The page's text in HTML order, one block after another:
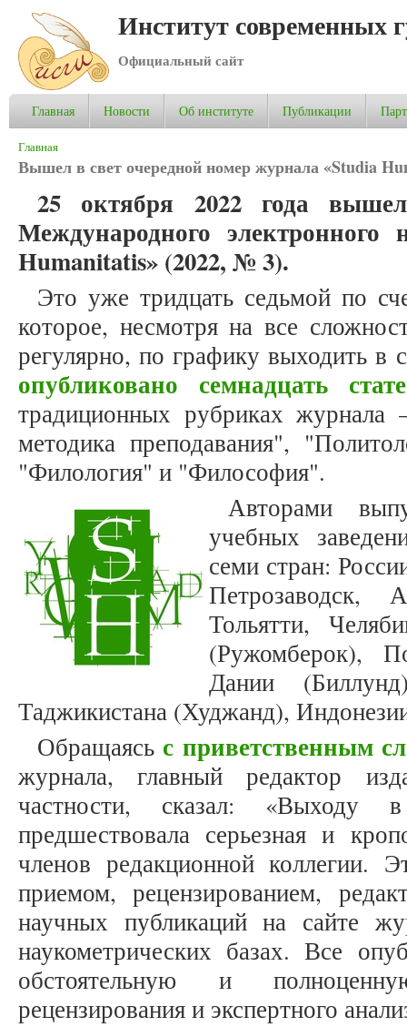
Институт современных
Официальный сайт
Главная Новости Об институте Публикации
Вы здесь
Главная
Вышел в свет очередной номер журнала «Studia
25 октября 2022 года
Международного электронного
Humanitatis» (2022, № 3).
Это уже тридцать седьмой по
которое, несмотря на все
регулярно, по графику выходить в
опубликовано семнадцать
традиционных рубриках
методика преподавания",
"Филология" и "Философия".
Авторами
учебных
семи стран:
Петрозаводск,
Тольятти,
(Ружомберок),
Дании
Таджикистана (Худжанд),
Обращаясь с приветственным
журнала, главный редактор
частности, сказал: «Выходу
предшествовала серьезная и
членов редакционной коллегии.
приемом, рецензированием,
научных публикаций на сайте
наукометрических базах. Все
обстоятельную и
рецензирования и экспертного